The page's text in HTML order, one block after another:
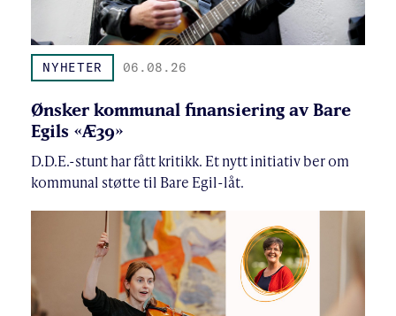
NYHETER 06.08.26
Ønsker kommunal finansiering av Bare
Egils «Æ39»
D.D.E.-stunt har fått kritikk. Et nytt initiativ ber om
kommunal støtte til Bare Egil-låt.